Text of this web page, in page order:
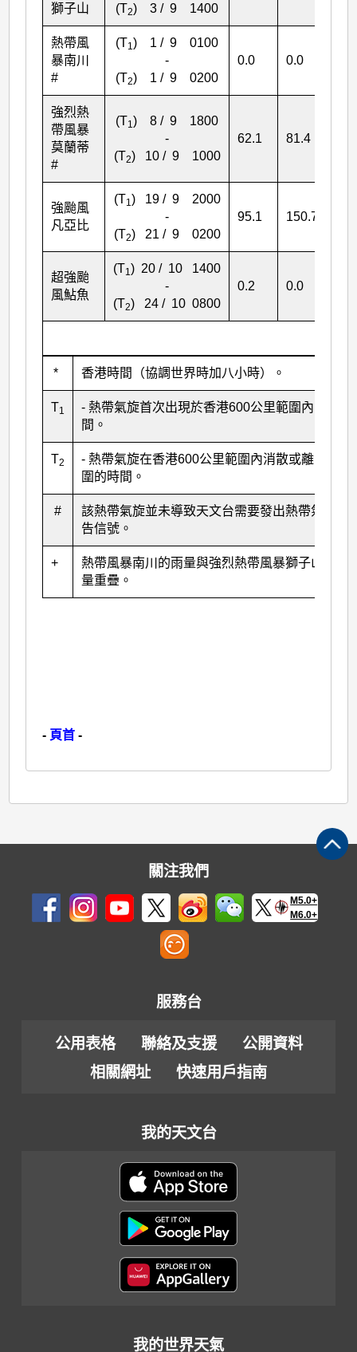
獅子山
(T2) 3 / 9 1400
熱帶風
暴南川
#
(T1 ) 1 / 9 0100
-
(T2) 1 / 9 0200
0.0 0.0
強烈熱
帶風暴
莫蘭蒂
#
(T1 ) 8 / 9 1800
-
(T2) 10 / 9 1000
62.1 81.4
強颱風
凡亞比
(T1 ) 19 / 9 2000
-
(T2) 21 / 9 0200
95.1 150.7
超強颱
風鮎魚
(T1 ) 20 / 10 1400
-
(T2) 24 / 10 0800
0.2 0.0
* 香港時間（協調世界時加八小時）。
T1
- 熱帶氣旋首次出現於香港600公里範圍內的時
間。
T2
- 熱帶氣旋在香港600公里範圍內消散或離開該範
圍的時間。
#
該熱帶氣旋並未導致天文台需要發出熱帶氣旋警
告信號。
+
熱帶風暴南川的雨量與強烈熱帶風暴獅子山的雨
量重疊。
- 頁首 -
關注我們
M5.0+
M6.0+
服務台
公用表格 聯絡及支援
公開資料
相關網址
快速用戶指南
我的天文台
我的世界天氣